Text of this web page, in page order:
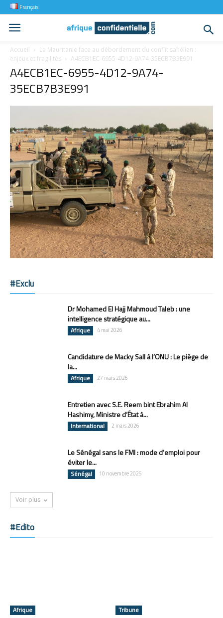
Français
Accueil
La Mauritanie face au débordement du conflit sahélien :
enjeux et fragilités
A4ECB1EC-6955-4D12-9A74-35ECB7B3E991
A4ECB1EC-6955-4D12-9A74-
35ECB7B3E991
#Exclu
Dr Mohamed El Hajj Mahmoud Taleb : une
intelligence stratégique au...
Afrique 4 mai 2026
Candidature de Macky Sall à l’ONU : Le piège de
la...
Afrique 27 mars 2026
Entretien avec S.E. Reem bint Ebrahim Al
Hashimy, Ministre d’État à...
International 2 mars 2026
Le Sénégal sans le FMI : mode d’emploi pour
éviter le...
Sénégal 10 novembre 2025
Voir plus
#Edito
Afrique Tribune